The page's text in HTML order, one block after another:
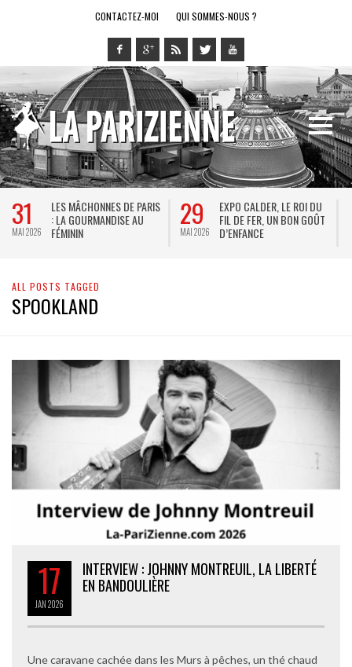
CONTACTEZ-MOI QUI SOMMES-NOUS ?
31
MAI 2026
LES MÂCHONNES DE PARIS
: LA GOURMANDISE AU
FÉMININ
29
MAI 2026
EXPO CALDER, LE ROI DU
FIL DE FER, UN BON GOÛT
D’ENFANCE
ALL POSTS TAGGED
SPOOKLAND
17
JAN2026
INTERVIEW : JOHNNY MONTREUIL, LA LIBERTÉ
EN BANDOULIÈRE
Une caravane cachée dans les Murs à pêches, un thé chaud